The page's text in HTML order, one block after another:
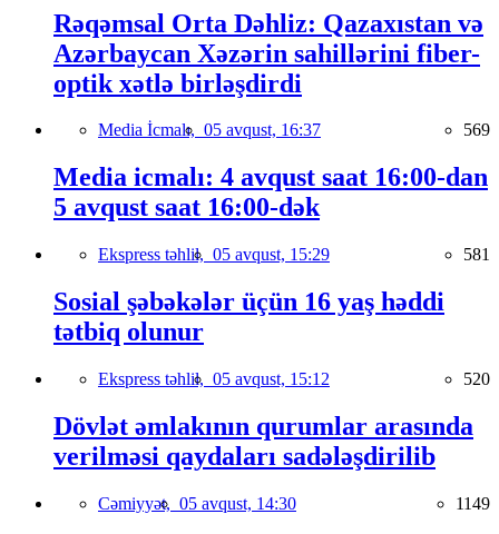
Rəqəmsal Orta Dəhliz: Qazaxıstan və
Azərbaycan Xəzərin sahillərini fiber-
optik xətlə birləşdirdi
Media İcmalı, 05 avqust, 16:37 569
Media icmalı: 4 avqust saat 16:00-dan
5 avqust saat 16:00-dək
Ekspress təhlil, 05 avqust, 15:29 581
Sosial şəbəkələr üçün 16 yaş həddi
tətbiq olunur
Ekspress təhlil, 05 avqust, 15:12 520
Dövlət əmlakının qurumlar arasında
verilməsi qaydaları sadələşdirilib
Cəmiyyət, 05 avqust, 14:30 1149